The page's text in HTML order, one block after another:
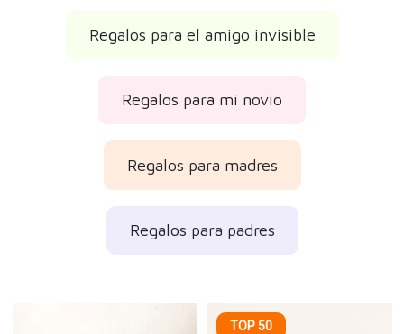
Regalos para el amigo invisible
Regalos para mi novio
Regalos para madres
Regalos para padres
TOP 50